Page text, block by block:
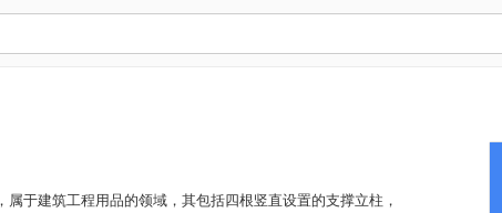
于建筑工程用品的领域，其包括四根竖直设置的支撑立柱，